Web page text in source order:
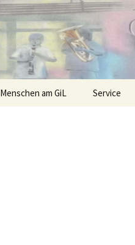
Menschen am GiL Service